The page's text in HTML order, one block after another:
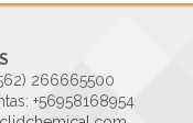
266665500
+56958168954